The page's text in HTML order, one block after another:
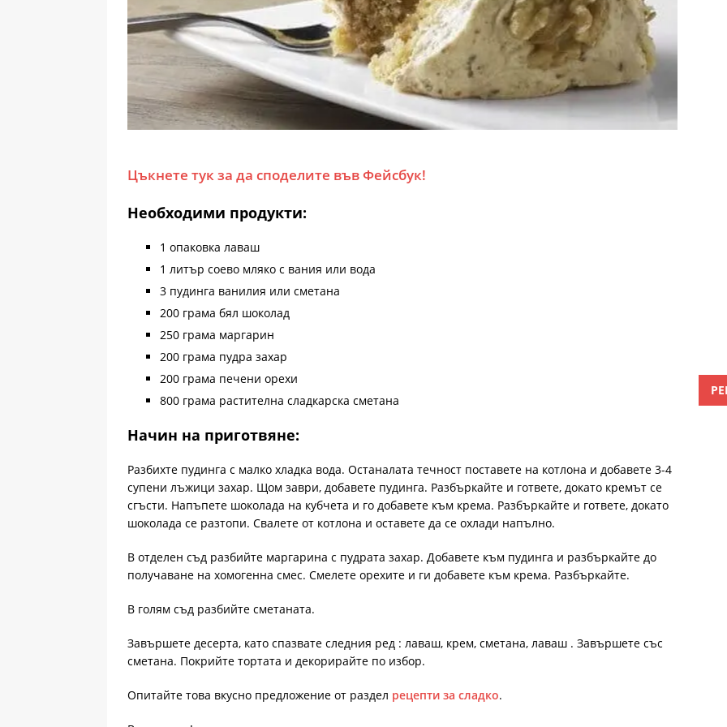
Цъкнете тук за да споделите във Фейсбук!
Необходими продукти:
1 опаковка лаваш
1 литър соево мляко с вания или вода
3 пудинга ванилия или сметана
200 грама бял шоколад
250 грама маргарин
200 грама пудра захар
200 грама печени орехи
800 грама растителна сладкарска сметана
Начин на приготвяне:
Разбихте пудинга с малко хладка вода. Останалата течност поставете на котлона и добавете 3-4
супени лъжици захар. Щом заври, добавете пудинга. Разбъркайте и гответе, докато кремът се
сгъсти. Напъпете шоколада на кубчета и го добавете към крема. Разбъркайте и гответе, докато
шоколада се разтопи. Свалете от котлона и оставете да се охлади напълно.
В отделен съд разбийте маргарина с пудрата захар. Добавете към пудинга и разбъркайте до
получаване на хомогенна смес. Смелете орехите и ги добавете към крема. Разбъркайте.
В голям съд разбийте сметаната.
Завършете десерта, като спазвате следния ред : лаваш, крем, сметана, лаваш . Завършете със
сметана. Покрийте тортата и декорирайте по избор.
Опитайте това вкусно предложение от раздел рецепти за сладко.